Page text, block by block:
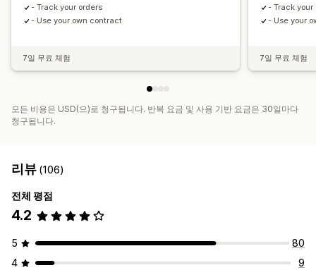
- Track your orders
- Use your own contract
7일 무료 체험
- Track your
- Use your
7일 무료 체험
모든 비용은 USD(으)로 청구됩니다. 반복 요금 및 사용 기반 요금은 30일마다
청구됩니다.
리뷰 (106)
전체 평점
4.2
5
80
4
9